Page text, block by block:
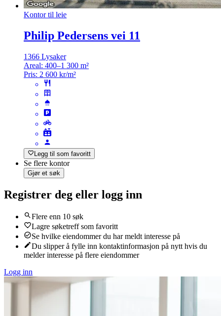
Kontor til leie
Philip Pedersens vei 11
1366 Lysaker
Areal: 400–1 300 m²
Pris: 2 600 kr/m²
Legg til som favoritt
Se flere kontor
Gjør et søk
Registrer deg eller logg inn
Flere enn 10 søk
Lagre søketreff som favoritt
Se hvilke eiendommer du har meldt interesse på
Du slipper å fylle inn kontaktinformasjon på nytt hvis du
melder interesse på flere eiendommer
Logg inn